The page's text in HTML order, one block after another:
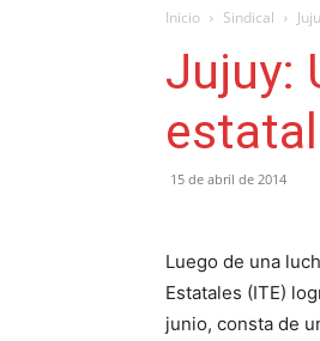
Inicio Sindical
Jujuy:
15 de abril de 2014
Luego de una
Estatales (ITE)
junio, consta de